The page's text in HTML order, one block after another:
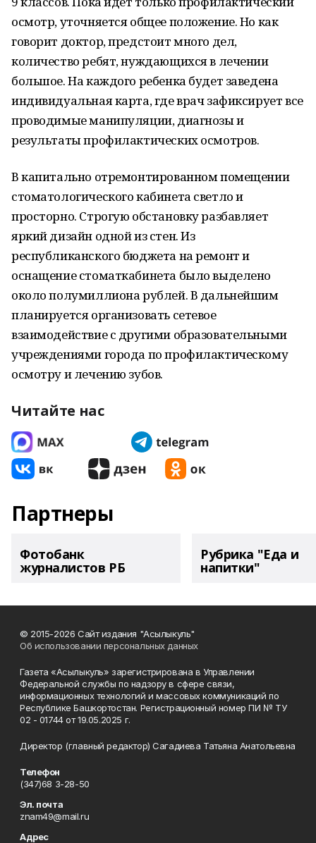
осмотр, уточняется общее положение. Но как
говорит доктор, предстоит много дел,
количество ребят, нуждающихся в лечении
большое. На каждого ребенка будет заведена
индивидуальная карта, где врач зафиксирует все
проводимые манипуляции, диагнозы и
результаты профилактических осмотров.
В капитально отремонтированном помещении
стоматологического кабинета светло и
просторно. Строгую обстановку разбавляет
яркий дизайн одной из стен. Из
республиканского бюджета на ремонт и
оснащение стоматкабинета было выделено
около полумиллиона рублей. В дальнейшим
планируется организовать сетевое
взаимодействие с другими образовательными
учреждениями города по профилактическому
осмотру и лечению зубов.
Читайте нас
Партнеры
Фотобанк
журналистов РБ
Рубрика "Еда и
напитки"
© 2015-2026 Сайт издания "Асылыкуль"
Об использовании персональных данных
Газета «Асылыкуль» зарегистрирована в Управлении
Федеральной службы по надзору в сфере связи,
информационных технологий и массовых коммуникаций по
Республике Башкортостан. Регистрационный номер ПИ № ТУ
02 - 01744 от 19.05.2025 г.
Директор (главный редактор) Сагадиева Татьяна Анатольевна
Телефон
(347)68 3-28-50
Эл. почта
znam49@mail.ru
Адрес